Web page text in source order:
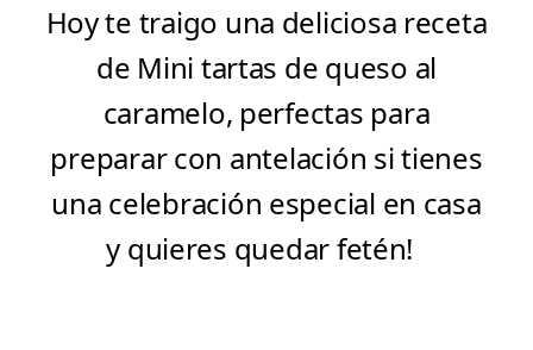
Hoy te traigo una deliciosa receta
de Mini tartas de queso al
caramelo, perfectas para
preparar con antelación si tienes
una celebración especial en casa
y quieres quedar fetén!